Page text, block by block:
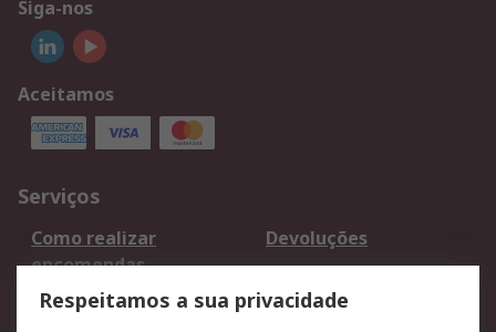
Siga-nos
Aceitamos
Serviços
Como realizar
encomendas
Devoluções
Formas de entrega
Qualidade e ambiente
Respeitamos a sua privacidade